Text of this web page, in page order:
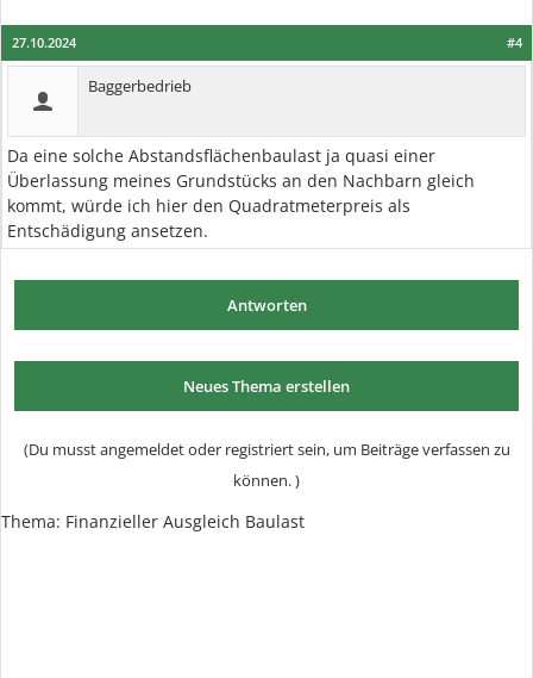
#4
27.10.2024
Baggerbedrieb
Da eine solche Abstandsflächenbaulast ja quasi einer
Überlassung meines Grundstücks an den Nachbarn gleich
kommt, würde ich hier den Quadratmeterpreis als
Entschädigung ansetzen.
Antworten
Neues Thema erstellen
(Du musst angemeldet oder registriert sein, um Beiträge verfassen zu
können. )
Thema: Finanzieller Ausgleich Baulast